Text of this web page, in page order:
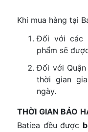
Khi mua hàng tại
Đối với các
phẩm sẽ
Đối với Quận
thời gian
ngày.
THỜI GIAN BẢO
Batiea đều được